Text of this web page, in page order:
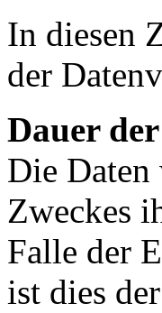
In diesen
der
Dauer
Die Daten
Zweckes
Falle der
ist dies